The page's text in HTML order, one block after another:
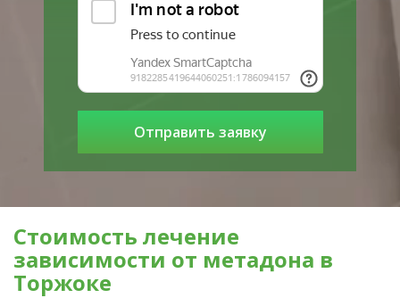
Стоимость лечение
зависимости от метадона в
Торжоке